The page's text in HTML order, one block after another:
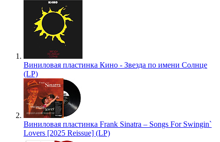
Виниловая пластинка Кино - Звезда по имени Солнце
(LP)
Виниловая пластинка Frank Sinatra – Songs For Swingin`
Lovers [2025 Reissue] (LP)